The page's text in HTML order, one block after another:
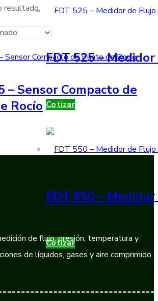
FDT 525 –
Cotizar
FDT 550 –
Cotizar
resultado
– Sensor Compacto de
Rocío
de flujo, presión, temperatura y
de líquidos, gases y aire comprimido.